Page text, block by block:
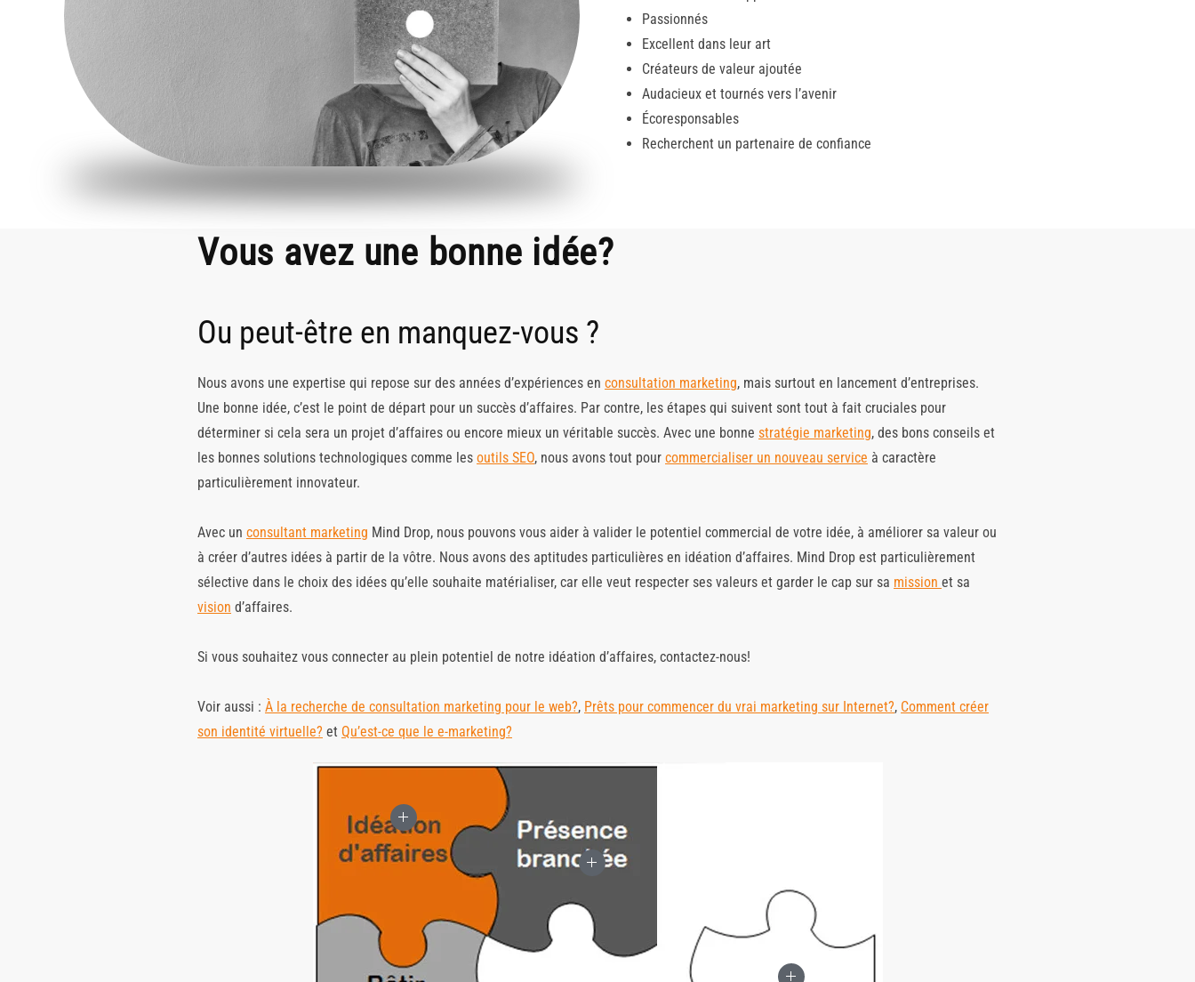
Passionnés
Excellent dans leur art
Créateurs de valeur ajoutée
Audacieux et tournés vers l’avenir
Écoresponsables
Recherchent un partenaire de confiance
Vous avez une bonne idée?
Ou peut-être en manquez-vous ?
Nous avons une expertise qui repose sur des années d’expériences en consultation marketing, mais surtout en lancement d’entreprises.
Une bonne idée, c’est le point de départ pour un succès d’affaires. Par contre, les étapes qui suivent sont tout à fait cruciales pour
déterminer si cela sera un projet d’affaires ou encore mieux un véritable succès. Avec une bonne stratégie marketing, des bons conseils et
les bonnes solutions technologiques comme les outils SEO, nous avons tout pour commercialiser un nouveau service à caractère
particulièrement innovateur.
Avec un consultant marketing Mind Drop, nous pouvons vous aider à valider le potentiel commercial de votre idée, à améliorer sa valeur ou
à créer d’autres idées à partir de la vôtre. Nous avons des aptitudes particulières en idéation d’affaires. Mind Drop est particulièrement
sélective dans le choix des idées qu’elle souhaite matérialiser, car elle veut respecter ses valeurs et garder le cap sur sa mission et sa
vision d’affaires.
Si vous souhaitez vous connecter au plein potentiel de notre idéation d’affaires, contactez-nous!
Voir aussi : À la recherche de consultation marketing pour le web?, Prêts pour commencer du vrai marketing sur Internet?, Comment créer
son identité virtuelle? et Qu’est-ce que le e-marketing?